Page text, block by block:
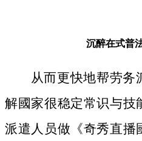
沉醉在式普
从而更快地帮劳务
解國家很稳定常识与技
派遣人员做《奇秀直播